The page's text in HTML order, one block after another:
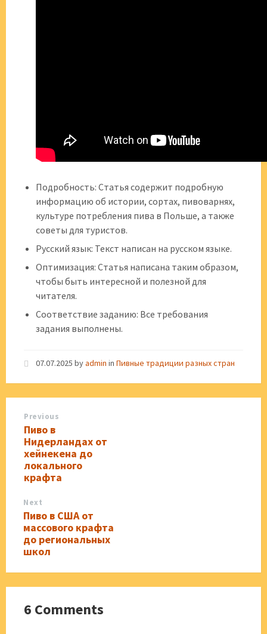
Подробность: Статья содержит подробную
информацию об истории, сортах, пивоварнях,
культуре потребления пива в Польше, а также
советы для туристов.
Русский язык: Текст написан на русском языке.
Оптимизация: Статья написана таким образом,
чтобы быть интересной и полезной для
читателя.
Соответствие заданию: Все требования
задания выполнены.
07.07.2025 byadmin in Пивные традиции разных стран
Previous
Пиво в
Нидерландах от
хейнекена до
локального
крафта
Next
Пиво в США от
массового крафта
до региональных
школ
6 Comments